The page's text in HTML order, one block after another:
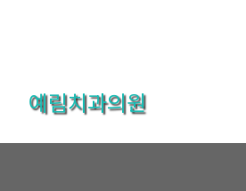
건
예림치과의원